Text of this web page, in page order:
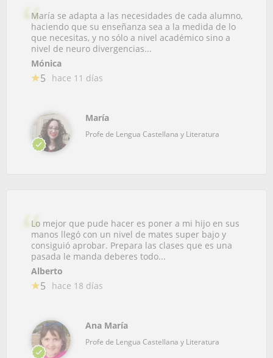
María se adapta a las necesidades de cada alumno,
haciendo que su enseñanza sea a la medida de lo
que necesitas, y no sólo a nivel académico sino a
nivel de neuro divergencias...
Mónica
5 hace 11 días
María
Profe de Lengua Castellana y Literatura
Lo mejor que pude hacer es poner a mi hijo en sus
manos llegó con un nivel de mates super bajo y
consiguió aprobar. Prepara las clases que es una
pasada le manda deberes todo...
Alberto
5 hace 18 días
Ana María
Profe de Lengua Castellana y Literatura